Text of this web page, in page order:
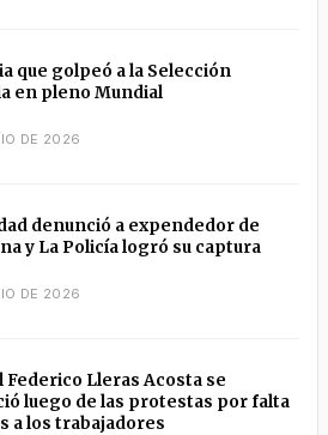
que golpeó a la Selección
en pleno Mundial
DE 2026
denunció a expendedor de
y La Policía logró su captura
DE 2026
Federico Lleras Acosta se
luego de las protestas por falta
a los trabajadores